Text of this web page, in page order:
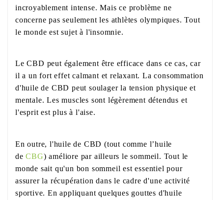
incroyablement intense. Mais ce problème ne
concerne pas seulement les athlètes olympiques. Tout
le monde est sujet à l'insomnie.
Le CBD peut également être efficace dans ce cas, car
il a un fort effet calmant et relaxant. La consommation
d'huile de CBD peut soulager la tension physique et
mentale. Les muscles sont légèrement détendus et
l'esprit est plus à l'aise.
En outre, l'huile de CBD (tout comme l’huile
deCBG) améliore par ailleurs le sommeil. Tout le
monde sait qu'un bon sommeil est essentiel pour
assurer la récupération dans le cadre d'une activité
sportive. En appliquant quelques gouttes d'huile